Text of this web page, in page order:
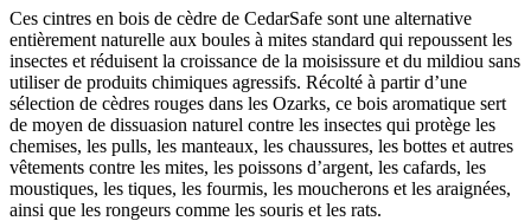
Ces cintres en bois de cèdre de CedarSafe sont une alternative
entièrement naturelle aux boules à mites standard qui repoussent les
insectes et réduisent la croissance de la moisissure et du mildiou sans
utiliser de produits chimiques agressifs. Récolté à partir d’une
sélection de cèdres rouges dans les Ozarks, ce bois aromatique sert
de moyen de dissuasion naturel contre les insectes qui protège les
chemises, les pulls, les manteaux, les chaussures, les bottes et autres
vêtements contre les mites, les poissons d’argent, les cafards, les
moustiques, les tiques, les fourmis, les moucherons et les araignées,
ainsi que les rongeurs comme les souris et les rats.